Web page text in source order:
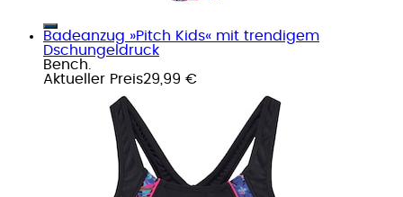
Badeanzug »Pitch Kids« mit trendigem
Dschungeldruck
Bench.
Aktueller Preis29,99 €